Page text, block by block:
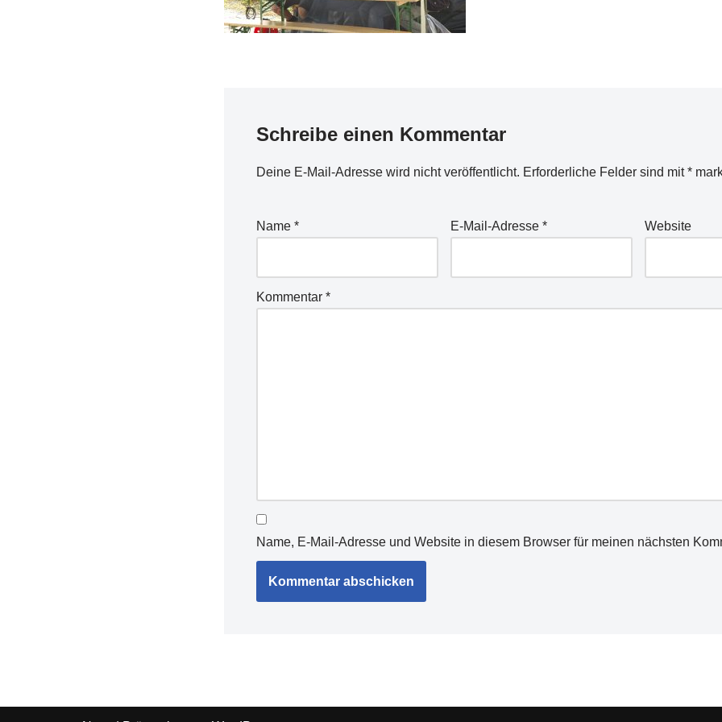
Schreibe einen Kommentar
Deine E-Mail-Adresse wird nicht veröffentlicht. Erforderliche Felder sind mit*
Name * E-Mail-Adresse * Website
Kommentar *
Name, E-Mail-Adresse und Website in diesem Browser für meinen nächsten